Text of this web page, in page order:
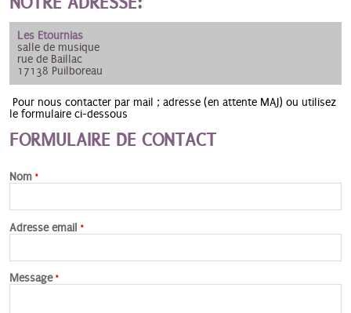
Les Etournias
salle de musique
rue de Baillac
17138 Puilboreau
Pour nous contacter par mail ; adresse (en attente MAJ) ou utilisez
le formulaire ci-dessous
FORMULAIRE DE CONTACT
Nom *
Adresse email *
Message *